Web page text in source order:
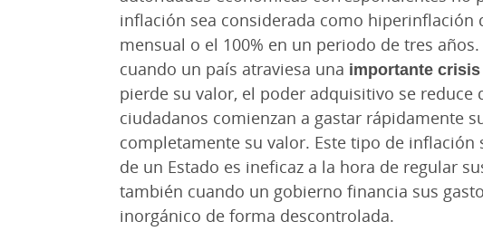
inflación sea considerada como hiperinflación
mensual o el 100% en un periodo de tres
cuando un país atraviesa una importante
pierde su valor, el poder adquisitivo se reduce
ciudadanos comienzan a gastar rápidamente
completamente su valor. Este tipo de inflación
de un Estado es ineficaz a la hora de regular
también cuando un gobierno financia sus
inorgánico de forma descontrolada.